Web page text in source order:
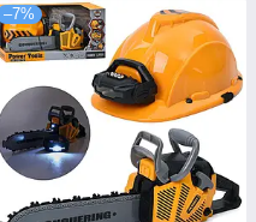
–7%